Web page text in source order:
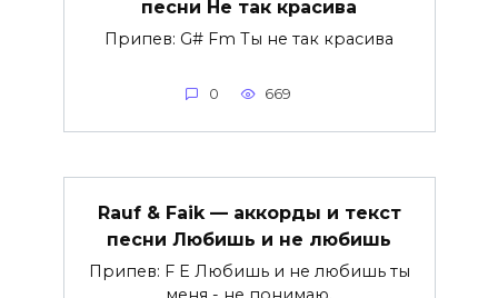
песни Не так красива
Припев: G# Fm Ты не так красива
0 669
Rauf & Faik — аккорды и текст
песни Любишь и не любишь
Припев: F E Любишь и не любишь ты